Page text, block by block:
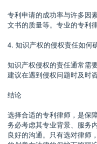
专利申请的成功率与许多因
文书的质量等。专业的专利
4. 知识产权的侵权责任如何
知识产权侵权的责任通常需
建议在遇到侵权问题时及时
结论
选择合适的专利律师，是保
务必考虑其专业背景、服务
良好的沟通。只有选对律师